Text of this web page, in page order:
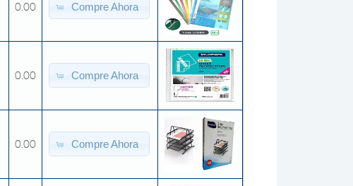
0.00 Compre Ahora
0.00 Compre Ahora
0.00 Compre Ahora